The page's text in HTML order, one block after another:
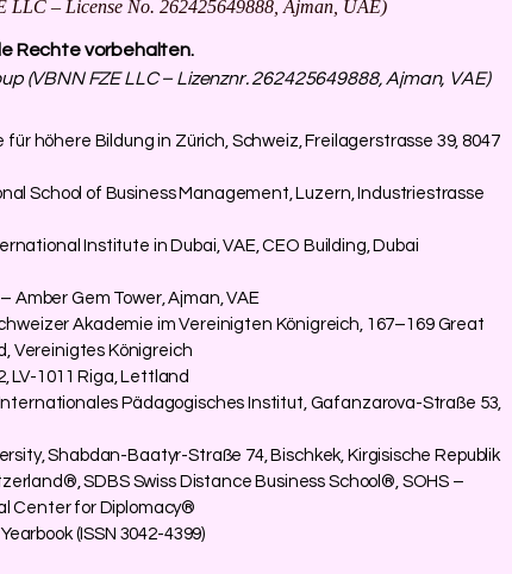
– License No. 262425649888, Ajman, UAE)
Rechte vorbehalten.
(VBNN FZE LLC – Lizenznr. 262425649888, Ajman, VAE)
höhere Bildung in Zürich, Schweiz, Freilagerstrasse 39, 8047
School of Business Management, Luzern, Industriestrasse
Institute in Dubai, VAE, CEO Building, Dubai
Amber Gem Tower, Ajman, VAE
Akademie im Vereinigten Königreich, 167–169 Great
Vereinigtes Königreich
LV-1011 Riga, Lettland
Internationales Pädagogisches Institut, Gafanzarova-Straße 53,
Shabdan-Baatyr-Straße 74, Bischkek, Kirgisische Republik
SDBS Swiss Distance Business School®, SOHS –
Center for Diplomacy®
(ISSN 3042-4399)